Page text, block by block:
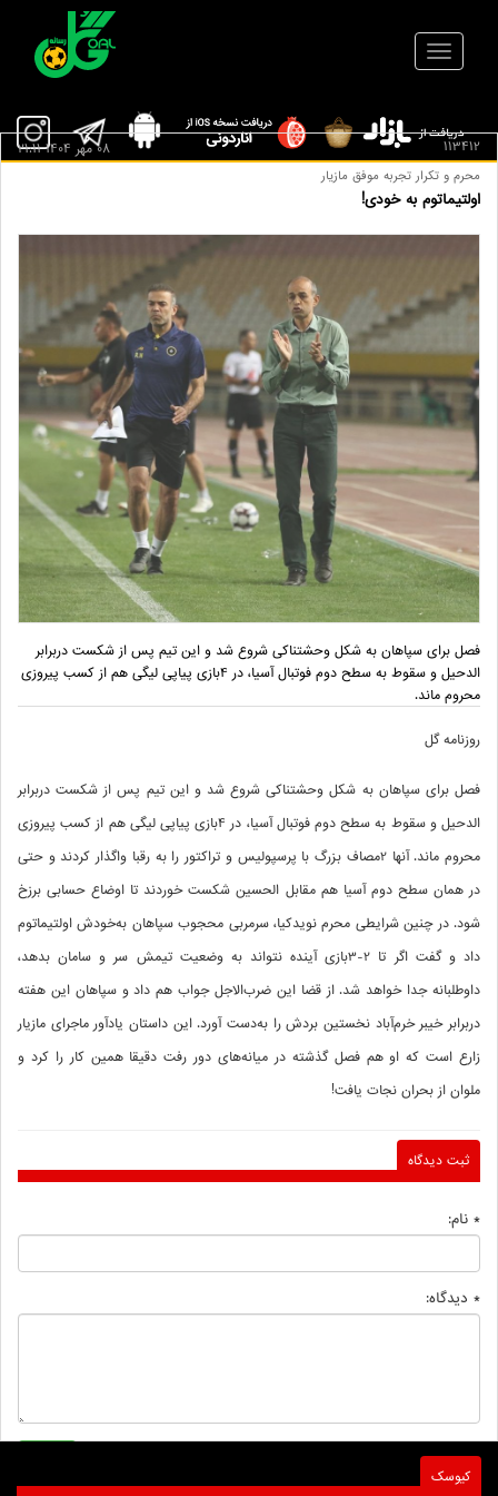
محرم و تکرار تجربه موفق مازیار
113412
اولتیماتوم به خودی!
08 مهر 1404 21:11
فصل برای سپاهان به شکل وحشتناکی شروع شد و این تیم پس از شکست دربرابر
الدحیل و سقوط به سطح دوم فوتبال آسیا، در 4بازی پیاپی لیگی هم از کسب پیروزی
محروم ماند.
روزنامه گل
فصل برای سپاهان به شکل وحشتناکی شروع شد و این تیم پس از شکست دربرابر
الدحیل و سقوط به سطح دوم فوتبال آسیا، در 4بازی پیاپی لیگی هم از کسب پیروزی
محروم ماند. آنها 2مصاف بزرگ با پرسپولیس و تراکتور را به رقبا واگذار کردند و حتی
در همان سطح دوم آسیا هم مقابل الحسین شکست خوردند تا اوضاع حسابی برزخ
شود. در چنین شرایطی محرم نویدکیا، سرمربی محجوب سپاهان به‌خودش اولتیماتوم
داد و گفت اگر تا 2-3بازی آینده نتواند به وضعیت تیمش سر و سامان بدهد،
داوطلبانه جدا خواهد شد. از قضا این ضرب‌الاجل جواب هم داد و سپاهان این هفته
دربرابر خیبر خرم‌آباد نخستین بردش را به‌دست آورد. این داستان یادآور ماجرای مازیار
زارع است که او هم فصل گذشته در میانه‌های دور رفت دقیقا همین کار را کرد و
ملوان از بحران نجات یافت!
ثبت دیدگاه
* نام:
* دیدگاه:
کیوسک